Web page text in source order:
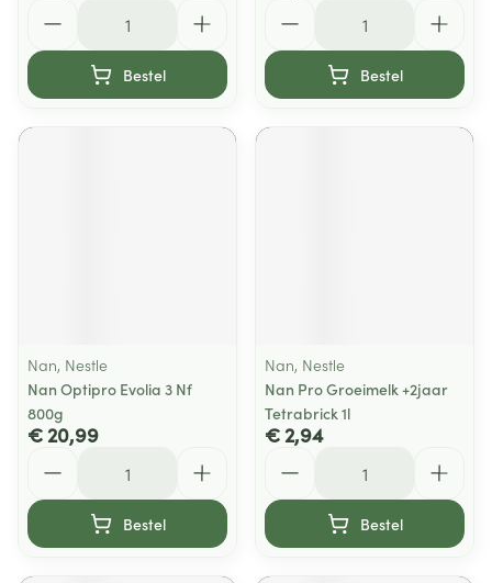
Bestel Bestel
Nan, Nestle
Nan Optipro Evolia 3 Nf
800g
€ 20,99
Bestel
Nan, Nestle
Nan Pro Groeimelk +2jaar
Tetrabrick 1l
€ 2,94
Bestel